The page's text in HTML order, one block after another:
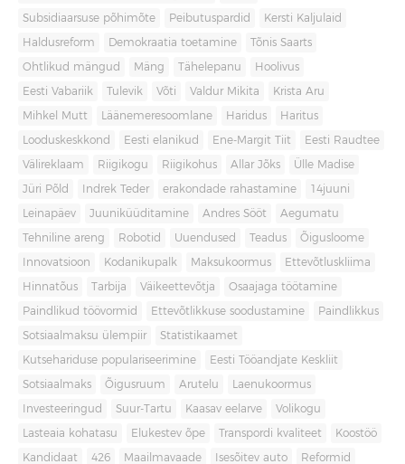
Subsidiaarsuse põhimõte Peibutuspardid Kersti Kaljulaid
Haldusreform Demokraatia toetamine Tõnis Saarts
Ohtlikud mängud Mäng Tähelepanu Hoolivus
Eesti Vabariik Tulevik Võti Valdur Mikita Krista Aru
Mihkel Mutt Läänemeresoomlane Haridus Haritus
Looduskeskkond Eesti elanikud Ene-Margit Tiit Eesti Raudtee
Välireklaam Riigikogu Riigikohus Allar Jõks Ülle Madise
Jüri Põld Indrek Teder erakondade rahastamine 14juuni
Leinapäev Juuniküüditamine Andres Sööt Aegumatu
Tehniline areng Robotid Uuendused Teadus Õigusloome
Innovatsioon Kodanikupalk Maksukoormus Ettevõtluskliima
Hinnatõus Tarbija Väikeettevõtja Osaajaga töötamine
Paindlikud töövormid Ettevõtlikkuse soodustamine Paindlikkus
Sotsiaalmaksu ülempiir Statistikaamet
Kutsehariduse populariseerimine Eesti Tööandjate Keskliit
Sotsiaalmaks Õigusruum Arutelu Laenukoormus
Investeeringud Suur-Tartu Kaasav eelarve Volikogu
Lasteaia kohatasu Elukestev õpe Transpordi kvaliteet Koostöö
Kandidaat 426 Maailmavaade Isesõitev auto Reformid